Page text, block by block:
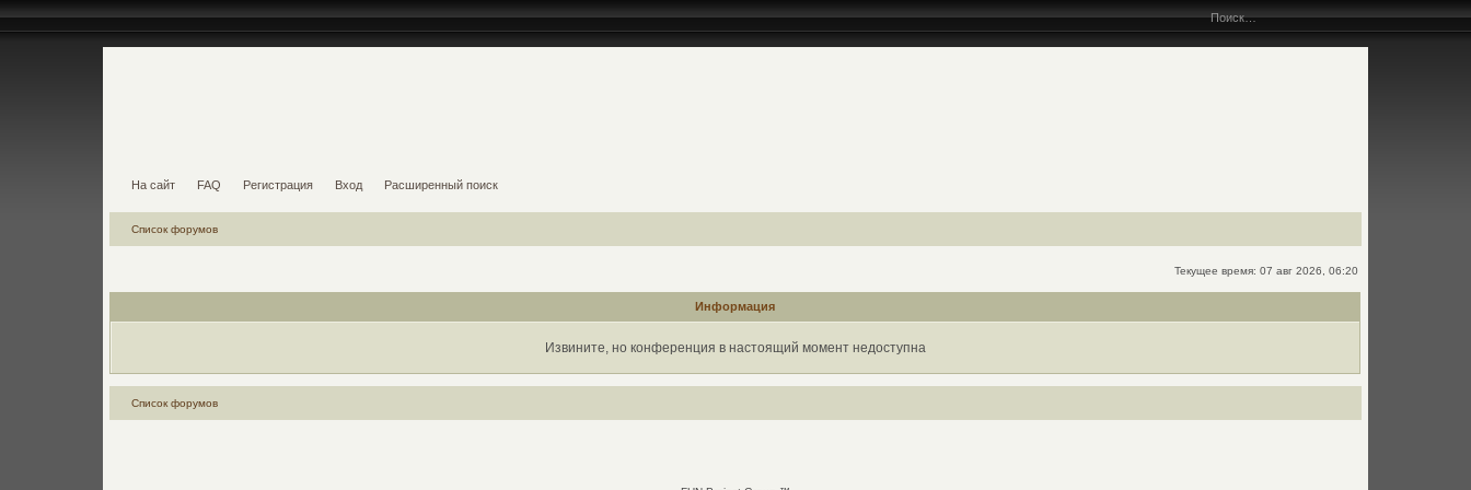
На сайт FAQ Регистрация Вход Расширенный поиск
Список форумов
Текущее время: 07 авг 2026, 06:20
Информация
Извините, но конференция в настоящий момент недоступна
Список форумов